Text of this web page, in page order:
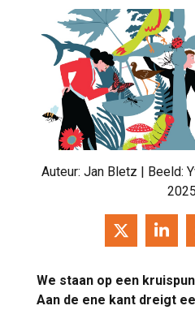
Auteur: Jan Bletz | Beeld:
2025
We staan op een
Aan de ene kant dreigt